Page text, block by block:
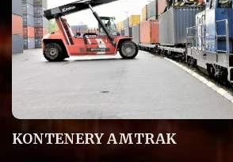
KONTENERY AMTRAK